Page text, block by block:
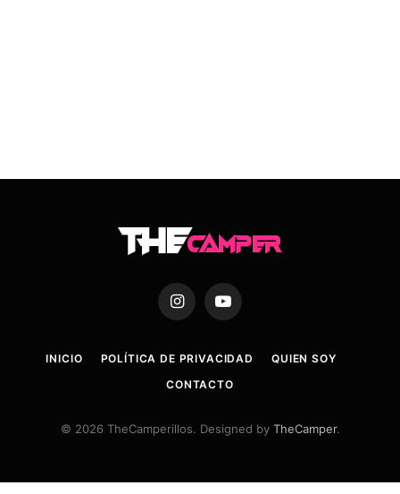
InstagramYouTube
INICIO POLÍTICA DE PRIVACIDAD
QUIEN SOY
CONTACTO
© 2026 TheCamperillos. Designed by TheCamper.